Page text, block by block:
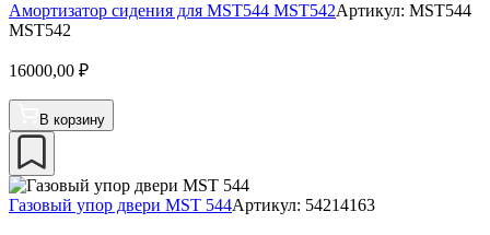
Амортизатор сидения для MST544 MST542Артикул: MST544
MST542
16000,00 ₽
В корзину
Газовый упор двери MST 544Артикул: 54214163